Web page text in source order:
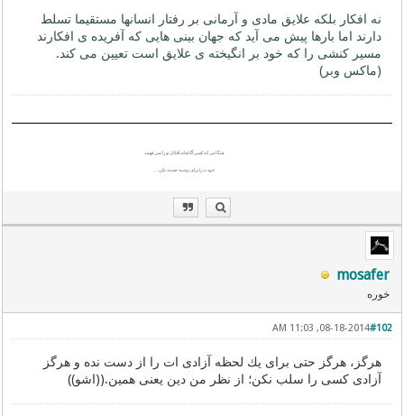
نه افکار بلکه علایق مادی و آرمانی بر رفتار انسانها مستقیما تسلط
دارند اما بارها پیش می آید که جهان بینی هایی که آفریده ی افکارند
مسیر کنشی را که خود بر انگیخته ی علایق است تعیین می کند.
(ماکس وبر)
هنگامی که کسی آگاهانه افکار تو را نمی فهمد
خودت را برای توجیه خسته نکن . . .
mosafer
خوره
#102
08-18-2014, 11:03 AM
هرگز، هرگز حتی برای یك لحظه آزادی ات را از دست نده و هرگز
آزادی كسی را سلب نكن؛ از نظر من دین یعنی همین.((اشو))